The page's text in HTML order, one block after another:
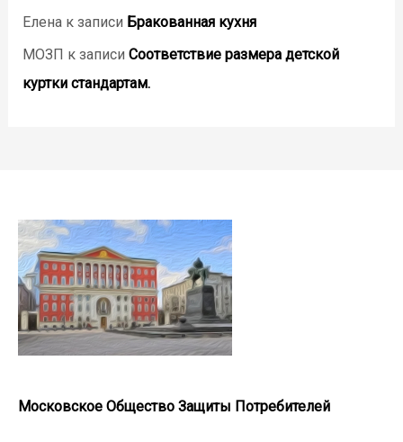
Еленак записи Бракованная кухня
МОЗП к записи Соответствие размера детской
куртки стандартам.
Московское Общество Защиты Потребителей